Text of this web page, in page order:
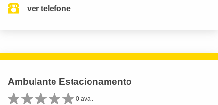
ver telefone
Ambulante Estacionamento
0 aval.